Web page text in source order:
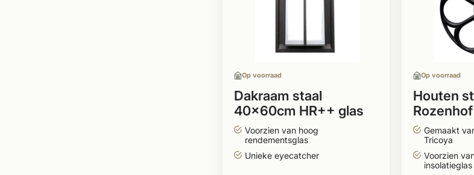
Op voorraad
Dakraam staal
40x60cm HR++ glas
tweevaks
Voorzien van hoog
rendementsglas
Unieke eyecatcher
Op voorraad
Houten
HR++
Gemaakt
Tricoya
Voorzien
insolatieglas